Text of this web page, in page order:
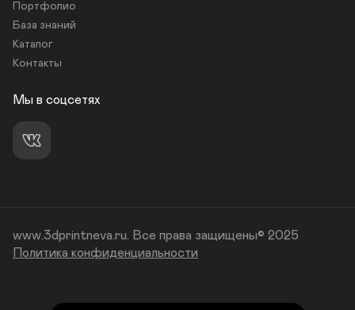
Портфолио
База знаний
Каталог
Контакты
Мы в соцсетях
www.3dprintneva.ru. Все права защищены© 2025
Политика конфиденциальности